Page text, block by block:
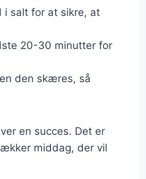
i salt for at sikre, at
20-30 minutter for
den skæres, så
en succes. Det er
middag, der vil